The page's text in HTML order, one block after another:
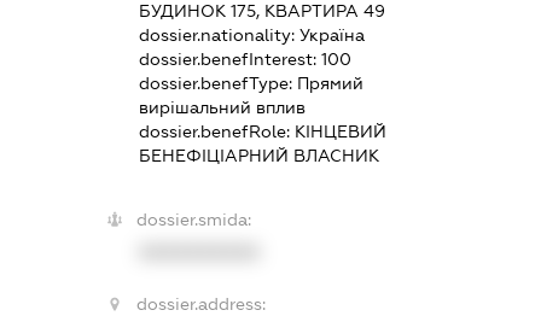
БУДИНОК 175, КВАРТИРА 49
dossier.nationality:Україна
dossier.benefInterest:100
dossier.benefType: Прямий
вирішальний вплив
dossier.benefRole: КІНЦЕВИЙ
БЕНЕФІЦІАРНИЙ ВЛАСНИК
dossier.smida:
dossier.address: